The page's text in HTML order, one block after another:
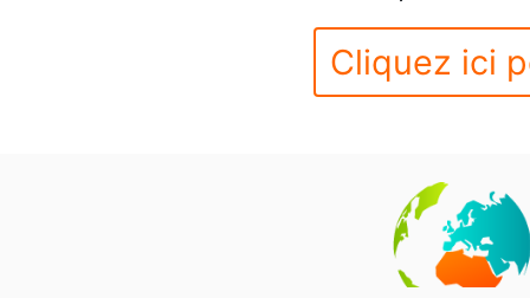
Cliquez ici